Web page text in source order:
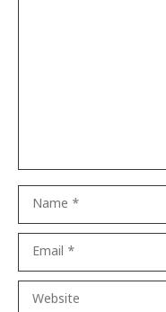
Website